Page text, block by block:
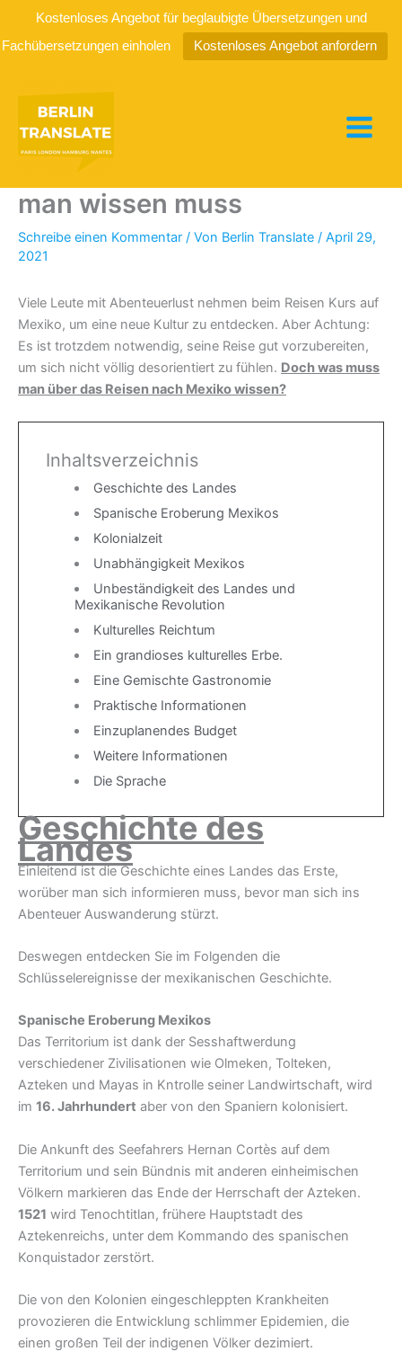
Kostenloses Angebot für beglaubigte Übersetzungen und
Fachübersetzungen einholen
Kostenloses Angebot anfordern
springen
man wissen muss
Schreibe einen Kommentar / Von Berlin Translate / April 29,
2021
Viele Leute mit Abenteuerlust nehmen beim Reisen Kurs auf
Mexiko, um eine neue Kultur zu entdecken. Aber Achtung:
Es ist trotzdem notwendig, seine Reise gut vorzubereiten,
um sich nicht völlig desorientiert zu fühlen. Doch was muss
man über das Reisen nach Mexiko wissen?
Inhaltsverzeichnis
Geschichte des Landes
Spanische Eroberung Mexikos
Kolonialzeit
Unabhängigkeit Mexikos
Unbeständigkeit des Landes und
Mexikanische Revolution
Kulturelles Reichtum
Ein grandioses kulturelles Erbe.
Eine Gemischte Gastronomie
Praktische Informationen
Einzuplanendes Budget
Weitere Informationen
Die Sprache
Geschichte des
Landes
Einleitend ist die Geschichte eines Landes das Erste,
worüber man sich informieren muss, bevor man sich ins
Abenteuer Auswanderung stürzt.
Deswegen entdecken Sie im Folgenden die
Schlüsselereignisse der mexikanischen Geschichte.
Spanische Eroberung Mexikos
Das Territorium ist dank der Sesshaftwerdung
verschiedener Zivilisationen wie Olmeken, Tolteken,
Azteken und Mayas in Kntrolle seiner Landwirtschaft, wird
im 16. Jahrhundert aber von den Spaniern kolonisiert.
Die Ankunft des Seefahrers Hernan Cortès auf dem
Territorium und sein Bündnis mit anderen einheimischen
Völkern markieren das Ende der Herrschaft der Azteken.
1521 wird Tenochtitlan, frühere Hauptstadt des
Aztekenreichs, unter dem Kommando des spanischen
Konquistador zerstört.
Die von den Kolonien eingeschleppten Krankheiten
provozieren die Entwicklung schlimmer Epidemien, die
einen großen Teil der indigenen Völker dezimiert.